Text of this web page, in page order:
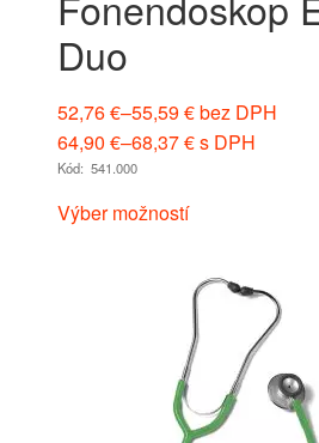
Duo
52,76€–55,59€bez DPH
64,90 €–68,37€s DPH
Kód: 541.000
Výber možností